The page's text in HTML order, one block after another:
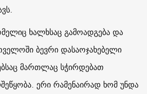
ხალხსაც გამოადგება და
ბევრი დასაოჯახებელი
მართლაც სჭირდებათ
ერი რამენაირად ხომ უნდა